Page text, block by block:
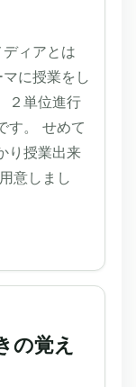
ィアとは
に授業をし
２単位進行
す。 せめて
り授業出来
意しまし
の覚え